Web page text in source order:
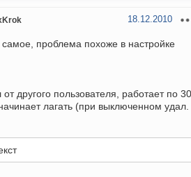
18.12.2010
проблема похоже в настройке
от другого пользователя, работает по 30
лагать (при выключенном удал.